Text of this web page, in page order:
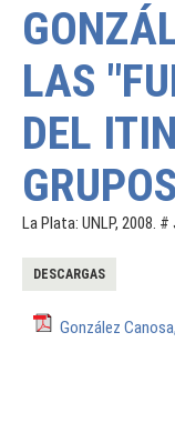
LAS
DEL
La Plata: UNLP, 2008.
DESCARGAS
González